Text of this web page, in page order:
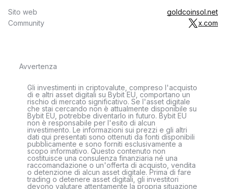
Sito web
goldcoinsol.net
Community
x.com
Avvertenza
Gli investimenti in criptovalute, compreso l'acquisto
di e altri asset digitali su Bybit EU, comportano un
rischio di mercato significativo. Se l'asset digitale
che stai cercando non è attualmente disponibile su
Bybit EU, potrebbe diventarlo in futuro. Bybit EU
non è responsabile per l'esito di alcun
investimento. Le informazioni sui prezzi e gli altri
dati qui presentati sono ottenuti da fonti disponibili
pubblicamente e sono forniti esclusivamente a
scopo informativo. Questo contenuto non
costituisce una consulenza finanziaria né una
raccomandazione o un'offerta di acquisto, vendita
o detenzione di alcun asset digitale. Prima di fare
trading o detenere asset digitali, gli investitori
devono valutare attentamente la propria situazione